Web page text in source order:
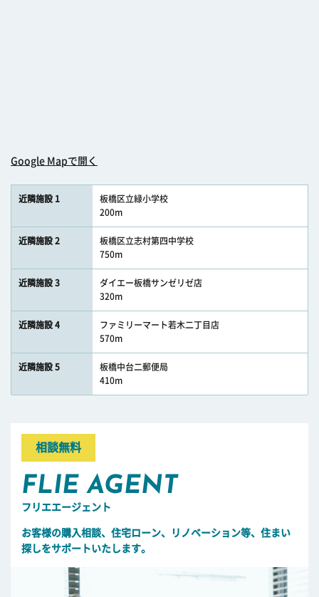
Google Mapで開く
近隣施設 1
板橋区立緑小学校
200m
近隣施設 2
板橋区立志村第四中学校
750m
近隣施設 3
ダイエー板橋サンゼリゼ店
320m
近隣施設 4
ファミリーマート若木二丁目店
570m
近隣施設 5
板橋中台二郵便局
410m
相談無料
FLIE AGENT
フリエエージェント
お客様の購入相談、住宅ローン、リノベーション等、住まい
探しをサポートいたします。